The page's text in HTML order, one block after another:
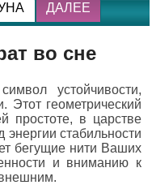
ДАЛЕЕ
во сне
устойчивости,
Этот геометрический
простоте, в царстве
стабильности
бегущие нити Ваших
и вниманию к